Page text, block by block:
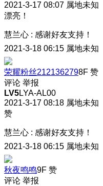
2021-3-17 08:07 属地未知
漂亮！
慧兰心 : 感谢好友支持！
2021-3-18 06:15 属地未知
荣耀粉丝2121362798F 赞
评论 举报
LV5LYA-AL00
2021-3-17 08:18 属地未知
赞
慧兰心 : 感谢好友支持！
2021-3-18 06:15 属地未知
秋夜鸣鸣9F 赞
评论 举报